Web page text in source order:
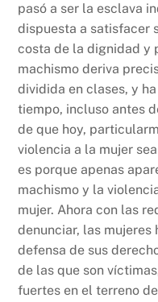
pasó a ser la esclava
dispuesta a satisfacer
costa de la dignidad y
machismo deriva
dividida en clases, y
tiempo, incluso antes
de que hoy,
violencia a la mujer
es porque apenas
machismo y la
mujer. Ahora con las
denunciar, las mujeres
defensa de sus
de las que son
fuertes en el terreno